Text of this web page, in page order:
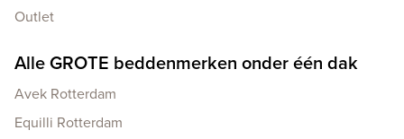
Outlet
Alle GROTE beddenmerken onder één dak
Avek Rotterdam
Equilli Rotterdam